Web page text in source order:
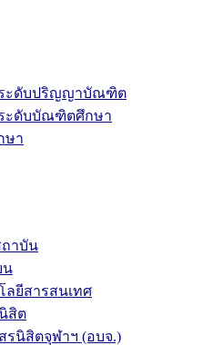
ระดับปริญญาบัณฑิต
ะดับบัณฑิตศึกษา
ษา
าบัน
น
ลยีสารสนเทศ
สิต
รนิสิตจุฬาฯ (อบจ.)